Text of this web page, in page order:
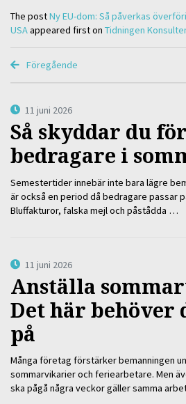
The postNy EU-dom: Så påverkas
USAappeared first on Tidningen
Föregående
11 juni 2026
Så skyddar du
bedragare i
Semestertider innebär inte bara lägre
är också en period då bedragare passar
Bluffakturor, falska mejl och påstådda …
11 juni 2026
Anställa
Det här behöver
på
Många företag förstärker bemanningen
sommarvikarier och feriearbetare. Men
ska pågå några veckor gäller samma